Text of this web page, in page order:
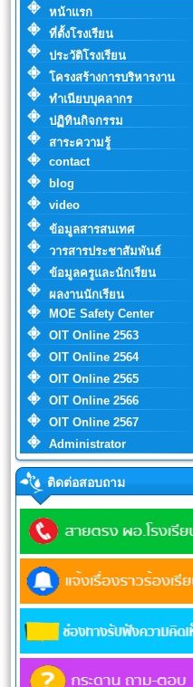
หน้าแรก
ที่ตั้งโรงเรียน
ประวัติโรงเรียน
โครงสร้างการบริหารงาน
ทำเนียบบุคลากร
ปฏิทินกิจกรรม
สาระความรู้
contact
blog
video
ข้อมูลสารสนเทศ
วารสารประชาสัมพันธ์
ข้อมูลครูและนักเรียน
ผลงานนักเรียน
MOE Safety Center
OIT Online 2563
OIT Online 2564
OIT Online 2565
OIT Online 2566
OIT Online 2567
Administrator
ติดต่อสอบถาม